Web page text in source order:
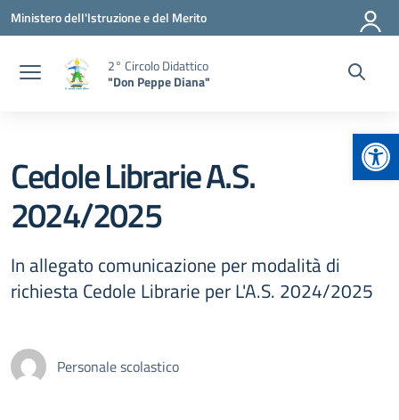
Vai ai contenuti
Vai al menu di navigazione
Vai al footer
Ministero dell'Istruzione e del Merito
2° Circolo Didattico
"Don Peppe Diana"
Cedole Librarie A.S.
2024/2025
In allegato comunicazione per modalità di
richiesta Cedole Librarie per L'A.S. 2024/2025
Personale scolastico